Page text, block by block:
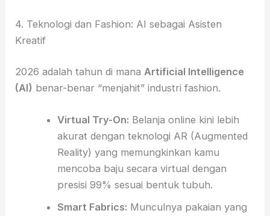
4. Teknologi dan Fashion: AI sebagai Asisten
Kreatif
2026 adalah tahun di mana Artificial Intelligence
(AI) benar-benar “menjahit” industri fashion.
Virtual Try-On: Belanja online kini lebih
akurat dengan teknologi AR (Augmented
Reality) yang memungkinkan kamu
mencoba baju secara virtual dengan
presisi 99% sesuai bentuk tubuh.
Smart Fabrics: Munculnya pakaian yang